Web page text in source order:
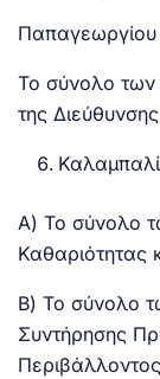
Το σύνολο των
της
Α) Το σύνολο
Καθαριότητας
Β) Το σύνολο
Συντήρησης